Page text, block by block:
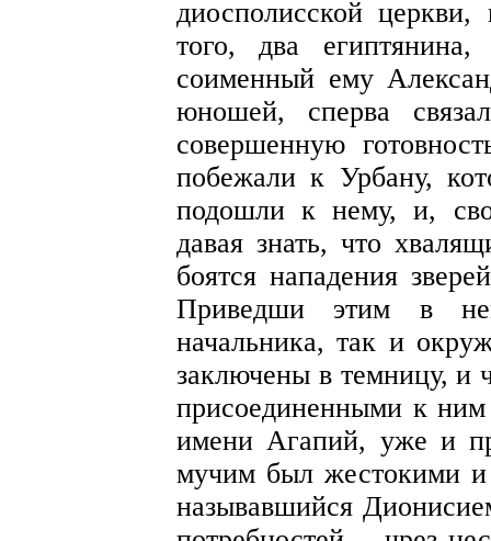
диосполисской
того, два
соименный ему
юношей, сперва
совершенную
побежали к Урбану,
подошли к нему, и,
давая знать, что
боятся нападения
Приведши этим в
начальника, так и
заключены в темницу, и
присоединенными к
имени Агапий, уже и
мучим был жестокими
называвшийся